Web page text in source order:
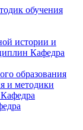
обучения
истории и
Кафедра
образования
и методики
Кафедра